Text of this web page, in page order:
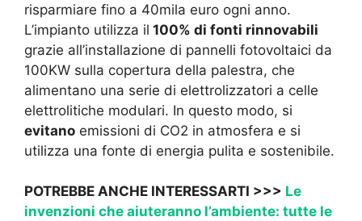
risparmiare fino a 40mila euro ogni anno.
L’impianto utilizza il 100% di fonti rinnovabili
grazie all’installazione di pannelli fotovoltaici da
100KW sulla copertura della palestra, che
alimentano una serie di elettrolizzatori a celle
elettrolitiche modulari. In questo modo, si
evitano emissioni di CO2 in atmosfera e si
utilizza una fonte di energia pulita e sostenibile.
POTREBBE ANCHE INTERESSARTI >>> Le
invenzioni che aiuteranno l’ambiente: tutte le